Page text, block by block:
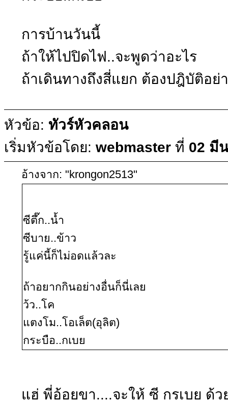
การบ้านวันนี้
ถ้าให้ไปปิดไฟ..จะพูดว่าอะไร
ถ้าเดินทางถึงสี่แยก ต้องปฎิบัติอย่
หัวข้อ: ทัวร์หัวคลอน
เริ่มหัวข้อโดย: webmaster ที่ 02 มี
อ้างจาก: "krongon2513"
ซีตึ๊ก..น้ำ
ซีบาย..ข้าว
รู้แค่นี้ก็ไม่อดแล้วละ
ถ้าอยากกินอย่างอื่นก็นี่เลย
ว้ว..โค
แตงโม..โอเล็ต(อุลิต)
กระบือ..กเบย
แฮ่ พี่อ้อยขา....จะให้ ซี กรเบย ด้